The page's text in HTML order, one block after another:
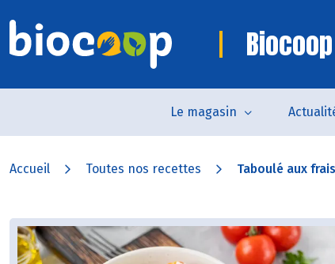
Le magasin
Accueil Toutes nos recettes Taboulé aux